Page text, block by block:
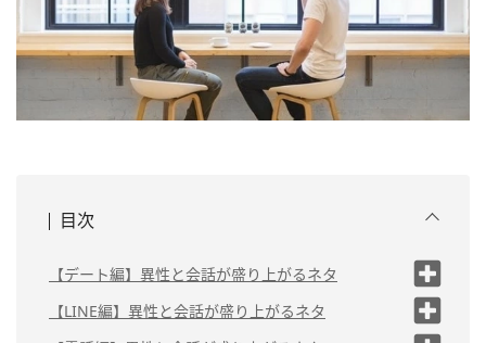
目次
【デート編】異性と会話が盛り上がるネタ
（1）出身地や地元ネタ
（2）相手のファッションにつ
【LINE編】異性と会話が盛り上がるネタ